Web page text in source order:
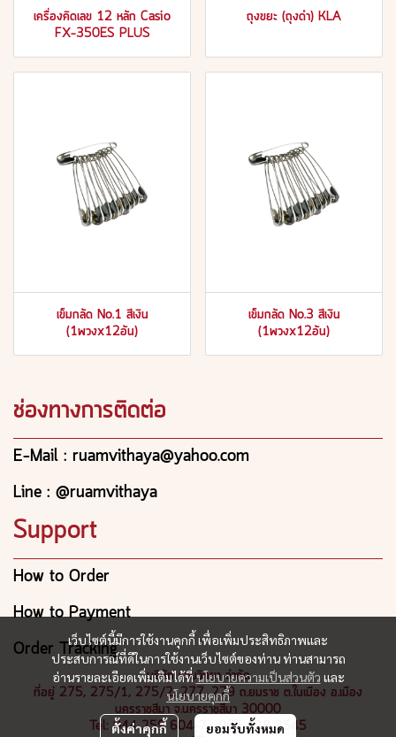
เครื่องคิดเลข 12 หลัก Casio
FX-350ES PLUS
ถุงขยะ (ถุงดำ) KLA
เข็มกลัด No.1 สีเงิน
(1พวงx12อัน)
เข็มกลัด No.3 สีเงิน
(1พวงx12อัน)
เว็บไซต์นี้มีการใช้งานคุกกี้ เพื่อเพิ่มประสิทธิภาพและ
ประสบการณ์ที่ดีในการใช้งานเว็บไซต์ของท่าน ท่านสามารถ
อ่านรายละเอียดเพิ่มเติมได้ที่นโยบายความเป็นส่วนตัว และ
นโยบายคุกกี้
ตั้งค่าคุกกี้ ยอมรับทั้งหมด
ช่องทางการติดต่อ
E-Mail : ruamvithaya@yahoo.com
Line : @ruamvithaya
Support
How to Order
How to Payment
Order Tracking
บริษัท รวมวิทยา จำกัด
ที่อยู่ 275, 275/1, 275/2, 277, 279 ถ.ยมราช ต.ในเมือง อ.เมือง
นครราชสีมา จ.นครราชสีมา 30000
Tel: 044 259 604-7 , 065 928 3545